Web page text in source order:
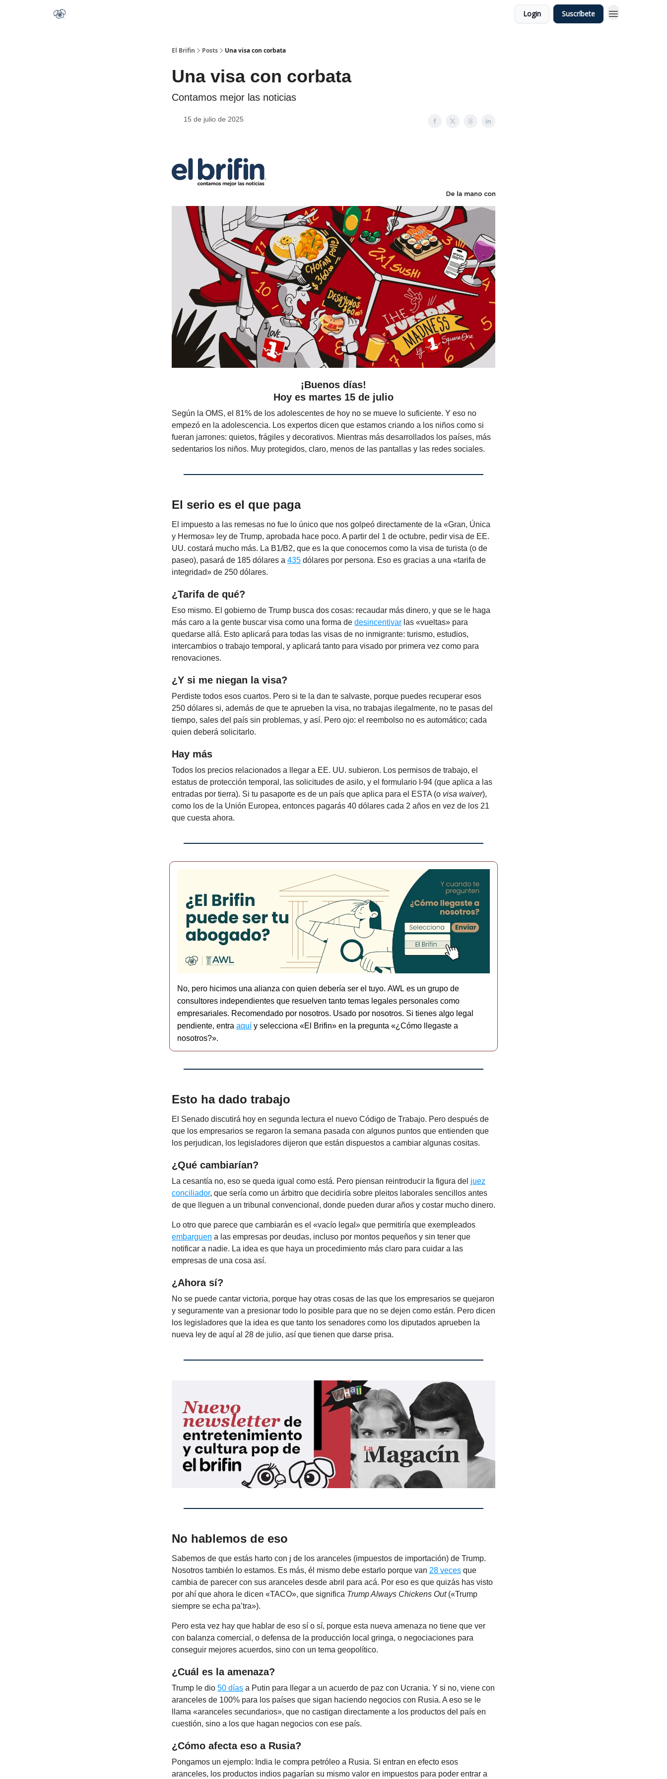
Login Suscríbete
El Brifin Posts Una visa con corbata
Una visa con corbata
Contamos mejor las noticias
15 de julio de 2025
¡Buenos días!
Hoy es martes 15 de julio
Según la OMS, el 81% de los adolescentes de hoy no se mueve lo suficiente. Y eso no
empezó en la adolescencia. Los expertos dicen que estamos criando a los niños como si
fueran jarrones: quietos, frágiles y decorativos. Mientras más desarrollados los países, más
sedentarios los niños. Muy protegidos, claro, menos de las pantallas y las redes sociales.
El serio es el que paga
El impuesto a las remesas no fue lo único que nos golpeó directamente de la «Gran, Única
y Hermosa» ley de Trump, aprobada hace poco. A partir del 1 de octubre, pedir visa de EE.
UU. costará mucho más. La B1/B2, que es la que conocemos como la visa de turista (o de
paseo), pasará de 185 dólares a 435 dólares por persona. Eso es gracias a una «tarifa de
integridad» de 250 dólares.
¿Tarifa de qué?
Eso mismo. El gobierno de Trump busca dos cosas: recaudar más dinero, y que se le haga
más caro a la gente buscar visa como una forma de desincentivar las «vueltas» para
quedarse allá. Esto aplicará para todas las visas de no inmigrante: turismo, estudios,
intercambios o trabajo temporal, y aplicará tanto para visado por primera vez como para
renovaciones.
¿Y si me niegan la visa?
Perdiste todos esos cuartos. Pero si te la dan te salvaste, porque puedes recuperar esos
250 dólares si, además de que te aprueben la visa, no trabajas ilegalmente, no te pasas del
tiempo, sales del país sin problemas, y así. Pero ojo: el reembolso no es automático; cada
quien deberá solicitarlo.
Hay más
Todos los precios relacionados a llegar a EE. UU. subieron. Los permisos de trabajo, el
estatus de protección temporal, las solicitudes de asilo, y el formulario I-94 (que aplica a las
entradas por tierra). Si tu pasaporte es de un país que aplica para el ESTA (o visa waiver),
como los de la Unión Europea, entonces pagarás 40 dólares cada 2 años en vez de los 21
que cuesta ahora.
No, pero hicimos una alianza con quien debería ser el tuyo. AWL es un grupo de
consultores independientes que resuelven tanto temas legales personales como
empresariales. Recomendado por nosotros. Usado por nosotros. Si tienes algo legal
pendiente, entra aquí y selecciona «El Brifin» en la pregunta «¿Cómo llegaste a
nosotros?».
Esto ha dado trabajo
El Senado discutirá hoy en segunda lectura el nuevo Código de Trabajo. Pero después de
que los empresarios se regaron la semana pasada con algunos puntos que entienden que
los perjudican, los legisladores dijeron que están dispuestos a cambiar algunas cositas.
¿Qué cambiarían?
La cesantía no, eso se queda igual como está. Pero piensan reintroducir la figura del juez
conciliador, que sería como un árbitro que decidiría sobre pleitos laborales sencillos antes
de que lleguen a un tribunal convencional, donde pueden durar años y costar mucho dinero.
Lo otro que parece que cambiarán es el «vacío legal» que permitiría que exempleados
embarguen a las empresas por deudas, incluso por montos pequeños y sin tener que
notificar a nadie. La idea es que haya un procedimiento más claro para cuidar a las
empresas de una cosa así.
¿Ahora sí?
No se puede cantar victoria, porque hay otras cosas de las que los empresarios se quejaron
y seguramente van a presionar todo lo posible para que no se dejen como están. Pero dicen
los legisladores que la idea es que tanto los senadores como los diputados aprueben la
nueva ley de aquí al 28 de julio, así que tienen que darse prisa.
No hablemos de eso
Sabemos de que estás harto con j de los aranceles (impuestos de importación) de Trump.
Nosotros también lo estamos. Es más, él mismo debe estarlo porque van 28 veces que
cambia de parecer con sus aranceles desde abril para acá. Por eso es que quizás has visto
por ahí que ahora le dicen «TACO», que significa Trump Always Chickens Out(«Trump
siempre se echa pa’tra»).
Pero esta vez hay que hablar de eso sí o sí, porque esta nueva amenaza no tiene que ver
con balanza comercial, o defensa de la producción local gringa, o negociaciones para
conseguir mejores acuerdos, sino con un tema geopolítico.
¿Cuál es la amenaza?
Trump le dio 50 días a Putin para llegar a un acuerdo de paz con Ucrania. Y si no, viene con
aranceles de 100% para los países que sigan haciendo negocios con Rusia. A eso se le
llama «aranceles secundarios», que no castigan directamente a los productos del país en
cuestión, sino a los que hagan negocios con ese país.
¿Cómo afecta eso a Rusia?
Pongamos un ejemplo: India le compra petróleo a Rusia. Si entran en efecto esos
aranceles, los productos indios pagarían su mismo valor en impuestos para poder entrar a